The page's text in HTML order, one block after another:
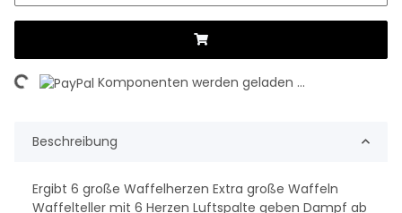
Komponenten werden geladen ...
Beschreibung
Ergibt 6 große Waffelherzen Extra große Waffeln
Waffelteller mit 6 Herzen Luftspalte geben Dampf ab